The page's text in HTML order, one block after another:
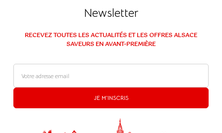
(516 avis)
Newsletter
RECEVEZ TOUTES LES ACTUALITÉS ET LES OFFRES ALSACE
SAVEURS EN AVANT-PREMIÈRE
JE M'INSCRIS